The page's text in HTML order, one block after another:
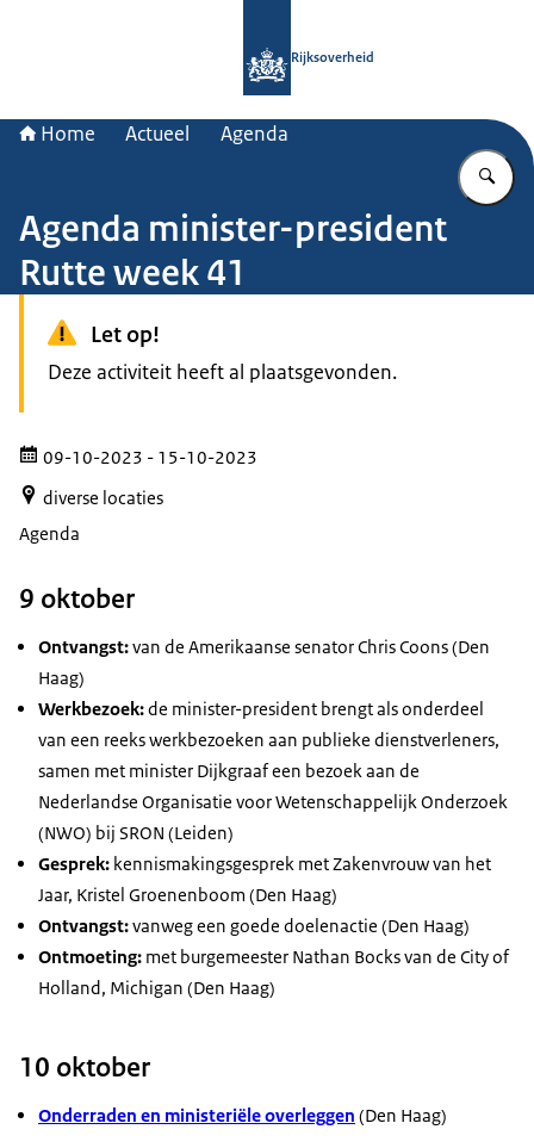
Rijksoverheid
Home Actueel Agenda
Agenda minister-president
Rutte week 41
Let op!
Deze activiteit heeft al plaatsgevonden.
09-10-2023 - 15-10-2023
diverse locaties
Agenda
9 oktober
Ontvangst:van de Amerikaanse senator Chris Coons (Den
Haag)
Werkbezoek:de minister-president brengt als onderdeel
van een reeks werkbezoeken aan publieke dienstverleners,
samen met minister Dijkgraaf een bezoek aan de
Nederlandse Organisatie voor Wetenschappelijk Onderzoek
(NWO) bij SRON (Leiden)
Gesprek: kennismakingsgesprek met Zakenvrouw van het
Jaar, Kristel Groenenboom (Den Haag)
Ontvangst:vanweg een goede doelenactie (Den Haag)
Ontmoeting: met burgemeester Nathan Bocks van de City of
Holland, Michigan (Den Haag)
10 oktober
Onderraden en ministeriële overleggen (Den Haag)